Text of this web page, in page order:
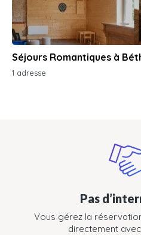
Séjours Romantiques à
1 adresse
Pas
Vous gérez la
directement